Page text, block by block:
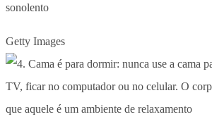
sonolento
Getty Images